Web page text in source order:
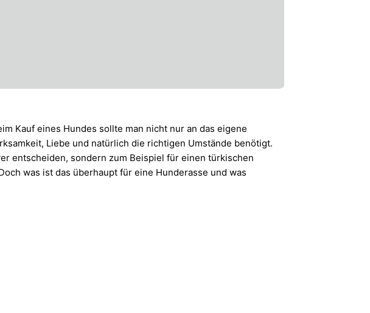
Kauf eines Hundes sollte man nicht nur an das eigene
Liebe und natürlich die richtigen Umstände benötigt.
entscheiden, sondern zum Beispiel für einen türkischen
was ist das überhaupt für eine Hunderasse und was